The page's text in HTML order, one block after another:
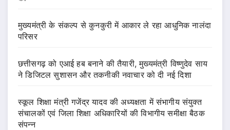
मुख्यमंत्री के संकल्प से कुनकुरी में आकार ले रहा आधुनिक नालंदा
परिसर
छत्तीसगढ़ को एआई हब बनाने की तैयारी, मुख्यमंत्री विष्णुदेव साय
ने डिजिटल सुशासन और तकनीकी नवाचार को दी नई दिशा
स्कूल शिक्षा मंत्री गजेंद्र यादव की अध्यक्षता में संभागीय संयुक्त
संचालकों एवं जिला शिक्षा अधिकारियों की विभागीय समीक्षा बैठक
संपन्न